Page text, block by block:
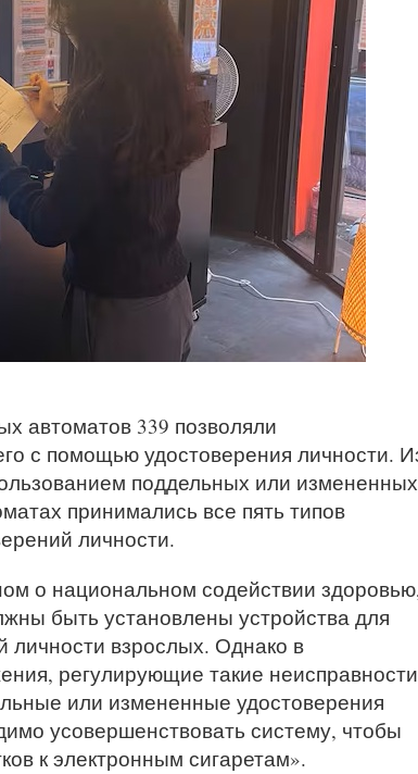
автоматов 339 позволяли
с помощью удостоверения личности.
поддельных или измененных
принимались все пять типов
личности.
о национальном содействии
быть установлены устройства для
личности взрослых. Однако в
регулирующие такие
или измененные удостоверения
усовершенствовать систему, чтобы
к электронным сигаретам».